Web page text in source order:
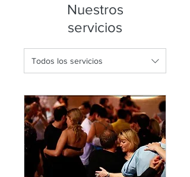
Nuestros
servicios
Todos los servicios